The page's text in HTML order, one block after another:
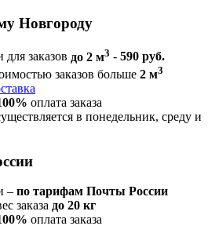
Новгороду
заказов до 2 м3 - 590 руб.
заказов больше 2 м3
оплата заказа
в понедельник, среду и
– по тарифам Почты России
заказа до 20 кг
оплата заказа